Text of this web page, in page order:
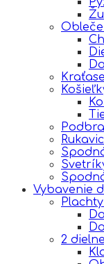
Vybavenie
Plachty
2